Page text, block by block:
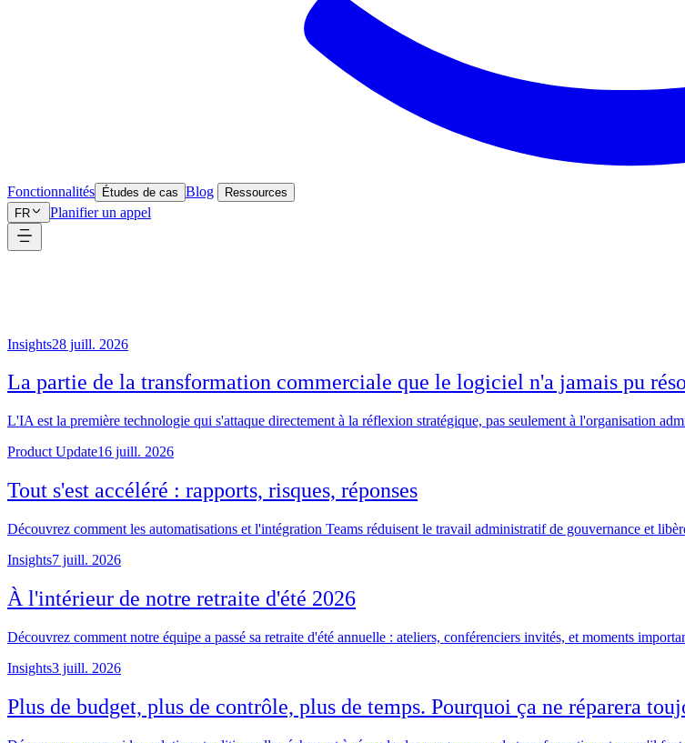
Fonctionnalités Études de cas Blog
Ressources
FR
Planifier un appel
Insights28 juill. 2026
La partie de la transformation commerciale que le logiciel n'a jamais pu
L'IA est la première technologie qui s'attaque directement à la réflexion stratégique, pas seulement à l'organisation
Product Update16 juill. 2026
Tout s'est accéléré : rapports, risques, réponses
Découvrez comment les automatisations et l'intégration Teams réduisent le travail administratif de gouvernance et
Insights7 juill. 2026
À l'intérieur de notre retraite d'été 2026
Découvrez comment notre équipe a passé sa retraite d'été annuelle : ateliers, conférenciers invités, et moments
Insights3 juill. 2026
Plus de budget, plus de contrôle, plus de temps. Pourquoi ça ne réparera